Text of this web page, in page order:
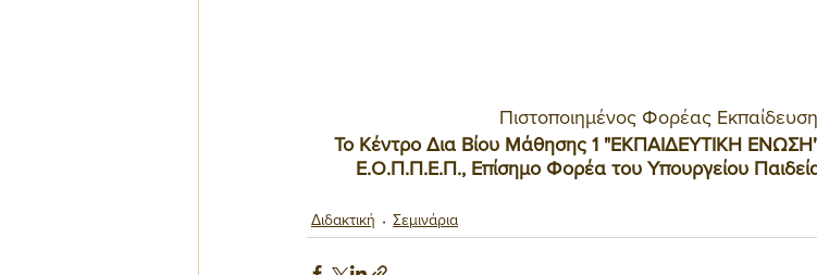
Πιστοποιημένος Φορέας
Το Κέντρο Δια Βίου Μάθησης 1 "ΕΚΠΑΙΔΕΥΤΙΚΗ ΕΝΩΣΗ"
Ε.Ο.Π.Π.Ε.Π., Επίσημο Φορέα του Υπουργείου
Διδακτική Σεμινάρια